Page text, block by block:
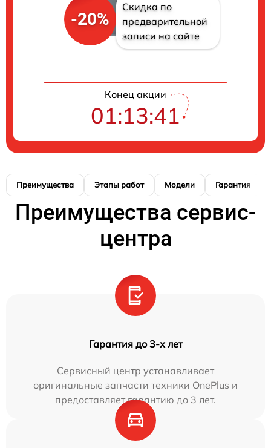
-20%
Скидка по
предварительной
записи на сайте
Конец акции
01:13:40
Преимущества Этапы работ Модели Гарантия
Преимущества сервис-
центра
Гарантия до 3-х лет
Сервисный центр устанавливает
оригинальные запчасти техники OnePlus и
предоставляет гарантию до 3 лет.